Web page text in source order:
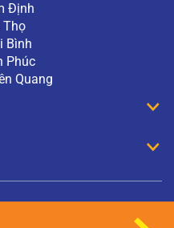
Định
Thọ
Bình
Phúc
Quang